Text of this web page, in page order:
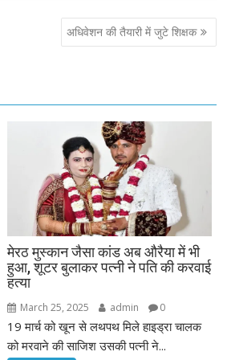
अधिवेशन की तैयारी में जुटे शिक्षक
मेरठ मुस्कान जैसा कांड अब औरैया में भी
हुआ, शूटर बुलाकर पत्नी ने पति की करवाई
हत्या
March 25, 2025 admin 0
19 मार्च को खून से लथपथ मिले हाइड्रा चालक
को मरवाने की साजिश उसकी पत्नी ने...